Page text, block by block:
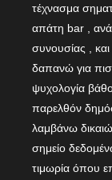
τέχνασμα
απάτη bar ,
συνουσίας ,
δαπανώ για
ψυχολογία
παρελθόν
λαμβάνω
σημείο
τιμωρία όπου